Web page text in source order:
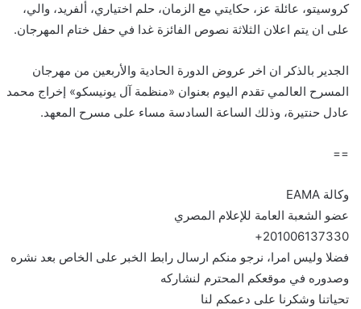
كروسيتو، عائلة عز، حكايتي مع الزمان، حلم اختياري، ألفريد، والي،
على ان يتم اعلان الثلاثة نصوص الفائزة غدا في حفل ختام المهرجان.
الجدير بالذكر ان اخر عروض الدورة الحادية والأربعين من مهرجان
المسرح العالمي تقدم اليوم بعنوان «منظمة آل يونيسكو» إخراج محمد
عادل حنتيرة، وذلك الساعة السادسة مساء على مسرح المعهد.
==
وكالة EAMA
عضو الشعبة العامة للإعلام المصري
201006137330+
فضلا وليس امرا، نرجو منكم ارسال رابط الخبر على الخاص بعد نشره
وصدوره في موقعكم المحترم لنشاركه
تحياتنا وشكرنا على دعمكم لنا